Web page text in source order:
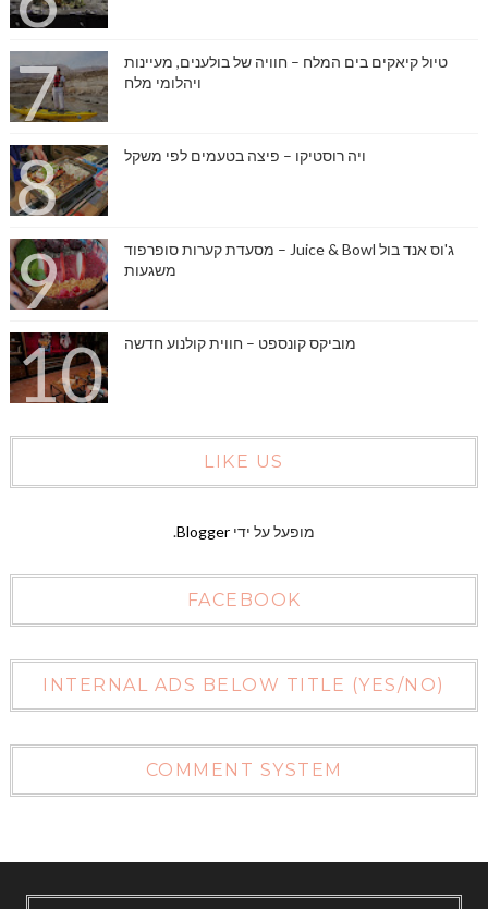
טיול קיאקים בים המלח – חוויה של בולענים, מעיינות
ויהלומי מלח
ויה רוסטיקו – פיצה בטעמים לפי משקל
ג'וס אנד בול Juice & Bowl – מסעדת קערות סופרפוד
משגעות
מוביקס קונספט – חווית קולנוע חדשה
LIKE US
מופעל על ידי Blogger
.
FACEBOOK
INTERNAL ADS BELOW TITLE (YES/NO)
COMMENT SYSTEM